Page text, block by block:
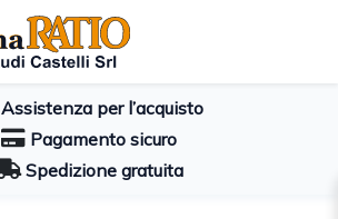
Assistenza per l’acquisto
Pagamento sicuro
Spedizione gratuita